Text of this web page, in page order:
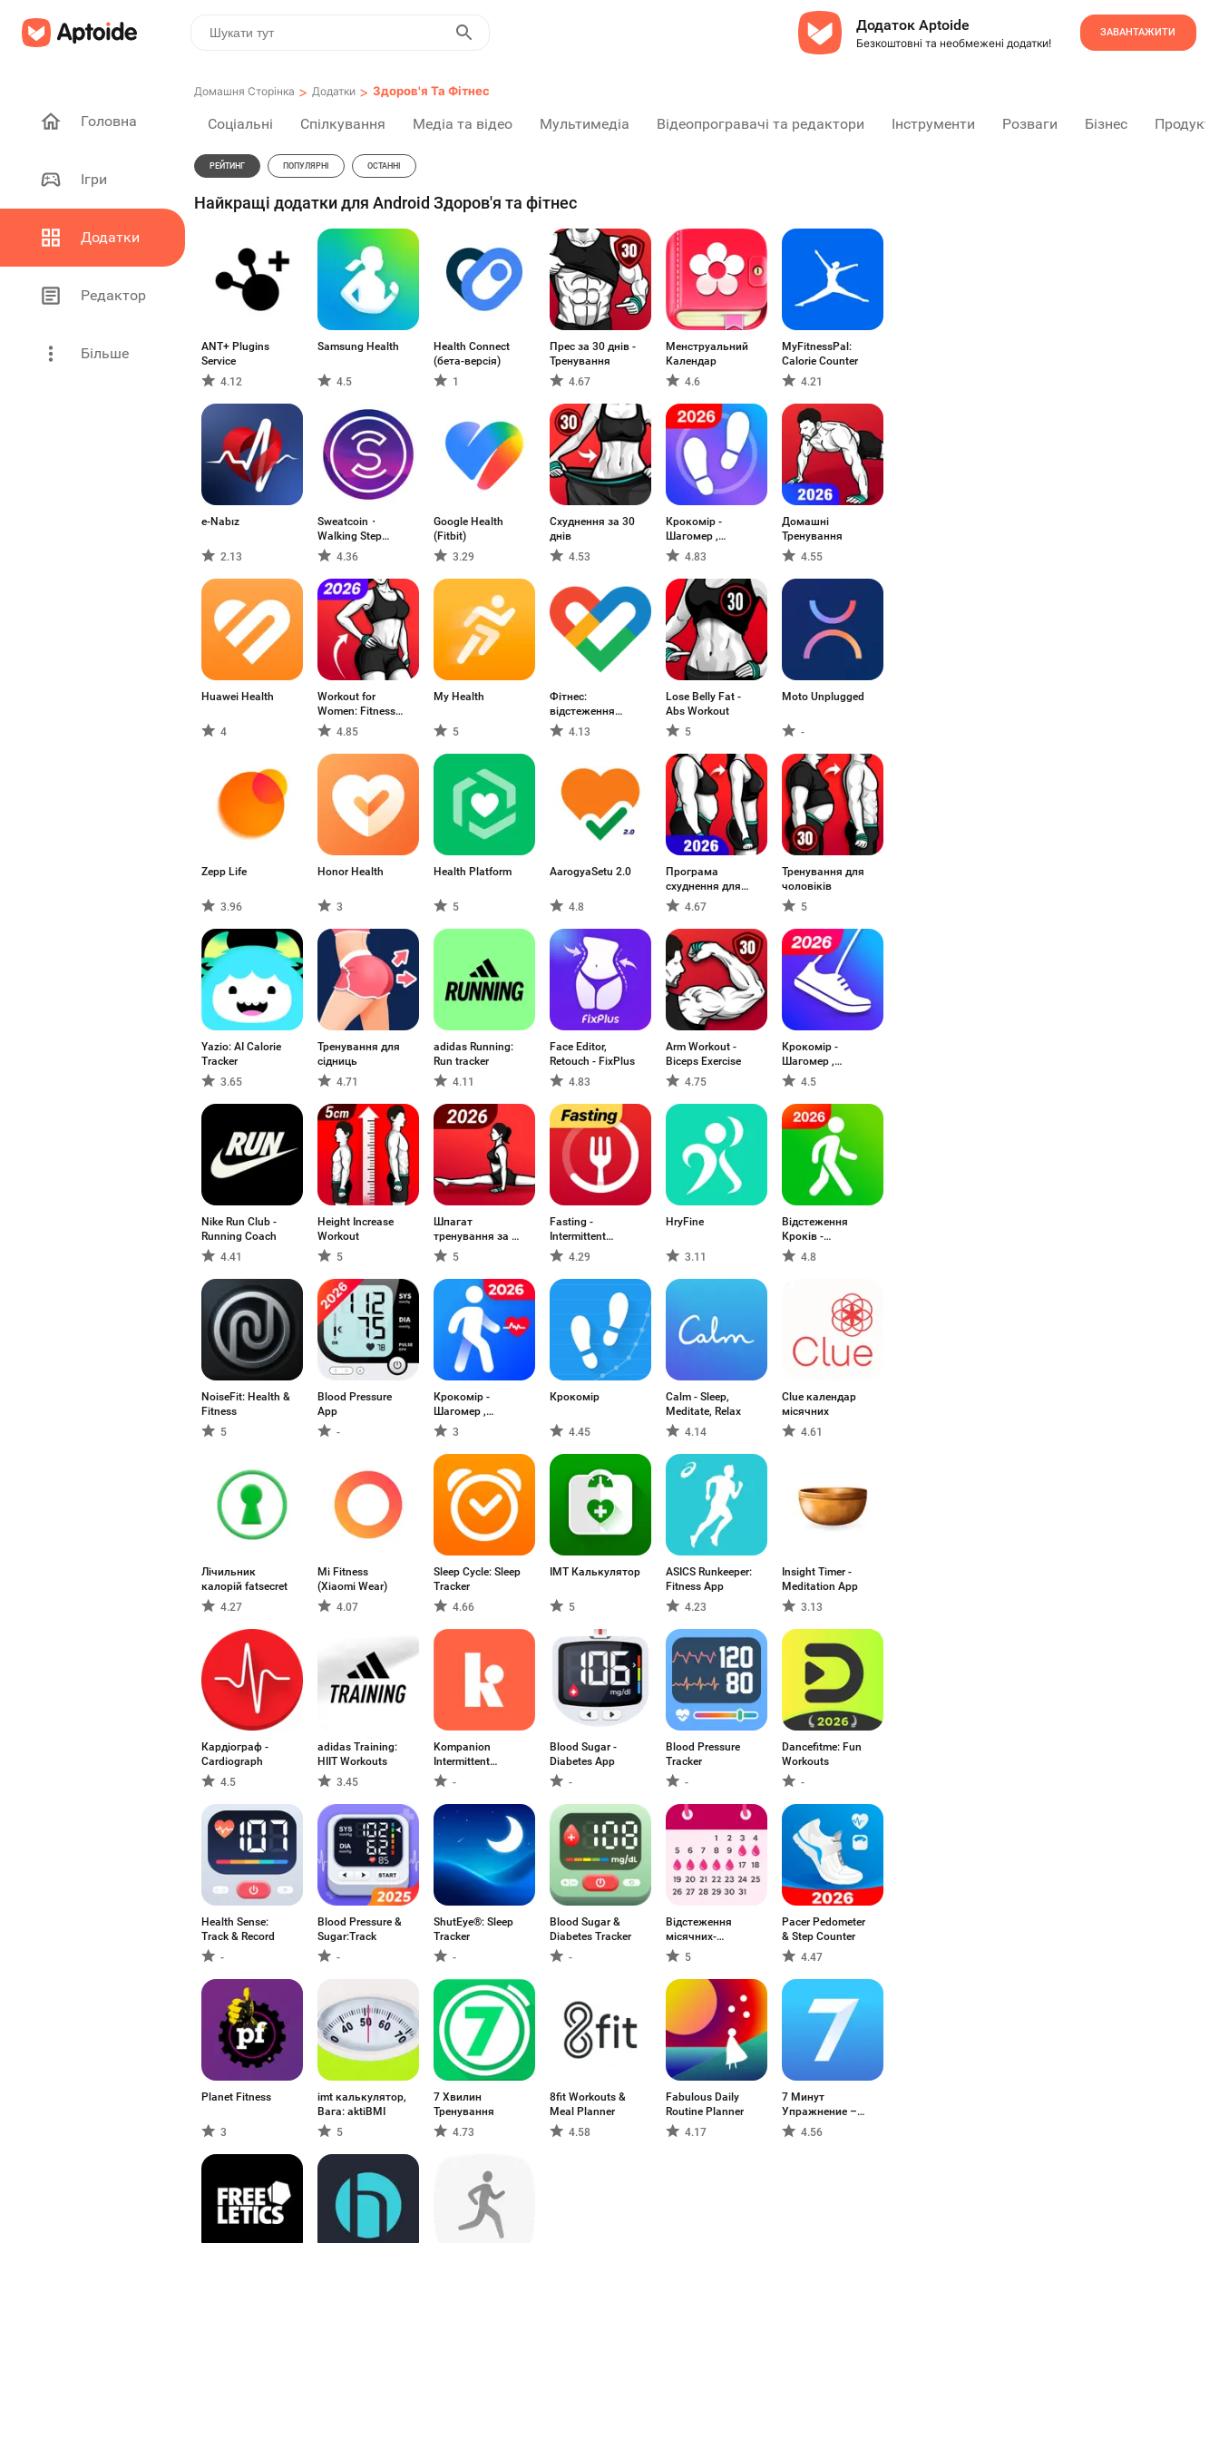
Додаток Aptoide
Безкоштовні та необмежені додатки!
ЗАВАНТАЖИТИ
Головна
Ігри
Додатки
Редактор
Більше
Домашня Сторінка > Додатки > Здоров'я Та Фітнес
Соціальні Спілкування Медіа та відео Мультимедіа Відеопрогравачі та редактори Інструменти Розваги Бізнес
РЕЙТИНГ ПОПУЛЯРНІ ОСТАННІ
Найкращі додатки для Android Здоров'я та фітнес
ANT+ Plugins
Service
4.12
Samsung Health
4.5
Health Connect
(бета-версія)
1
Прес за 30 днів -
Тренування
4.67
Менструальний
Календар
4.6
MyFitnessPal:
Calorie Counter
4.21
e-Nabız
2.13
Sweatcoin・
Walking Step
Counter
4.36
Google Health
(Fitbit)
3.29
Схуднення за 30
днів
4.53
Крокомір -
Шагомер ,
Шагомір
4.83
Домашні
Тренування
4.55
Huawei Health
4
Workout for
Women: Fitness
App 4.85
My Health
5
Фітнес:
відстеження
активності
4.13
Lose Belly Fat -
Abs Workout
5
Moto Unplugged
-
Zepp Life
3.96
Honor Health
3
Health Platform
5
AarogyaSetu 2.0
4.8
Програма
схуднення для
жінок4.67
Тренування для
чоловіків
5
Yazio: AI Calorie
Tracker
3.65
Тренування для
сідниць
4.71
adidas Running:
Run tracker
4.11
Face Editor,
Retouch - FixPlus
4.83
Arm Workout -
Biceps Exercise
4.75
Крокомір -
Шагомер ,
Шагомір
4.5
Nike Run Club -
Running Coach
4.41
Height Increase
Workout
5
Шпагат
тренування за 30
днів5
Fasting -
Intermittent
Fasting
4.29
HryFine
3.11
Відстеження
Кроків -
Крокомір
4.8
NoiseFit: Health &
Fitness
5
Blood Pressure
App
-
Крокомір -
Шагомер ,
Шагомір
3
Крокомір
4.45
Calm - Sleep,
Meditate, Relax
4.14
Clue календар
місячних
4.61
Лічильник
калорій fatsecret
4.27
Mi Fitness
(Xiaomi Wear)
4.07
Sleep Cycle: Sleep
Tracker
4.66
ІМТ Калькулятор
5
ASICS Runkeeper:
Fitness App
4.23
Insight Timer -
Meditation App
3.13
Кардіограф -
Cardiograph
4.5
adidas Training:
HIIT Workouts
3.45
Kompanion
Intermittent
Fasting
-
Blood Sugar -
Diabetes App
-
Blood Pressure
Tracker
-
Dancefitme: Fun
Workouts
-
Health Sense:
Track & Record
-
Blood Pressure &
Sugar:Track
-
ShutEye®: Sleep
Tracker
-
Blood Sugar &
Diabetes Tracker
-
Відстеження
місячних-
овуляції
5
Pacer Pedometer
& Step Counter
4.47
Planet Fitness
3
imt калькулятор,
Вага: aktiBMI
5
7 Хвилин
Тренування
4.73
8fit Workouts &
Meal Planner
4.58
Fabulous Daily
Routine Planner
4.17
7 Минут
Упражнение –
Семь4.56